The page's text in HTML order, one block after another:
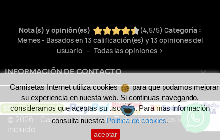
Nota(s) y opinión(es) (4,5/5) Categoría :
Memes- Basados en 13 calificación(es) y13 opiniones del
usuario - Todas las opiniones >
INFORMACIÓN DE CONTACTO keyboard_arrow_down
Camisetas Internet utiliza cookies
para que podamos mejorar
su experiencia en nuesta web. Si continuas navegando,
consideramos que aceptas su uso
. Para más información
consulta nuestra Politica de cookies.
aceptar
© 2026 - Camisetas Internet - Todos los precios Iva
incluido-